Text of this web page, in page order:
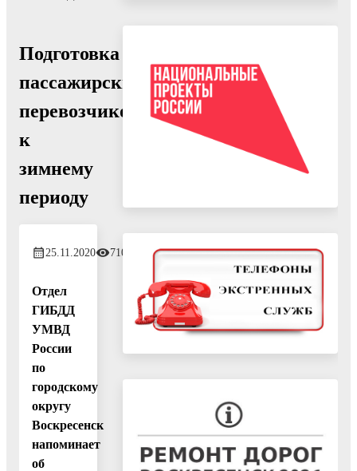
Подготовка
пассажирских
перевозчиков
к
зимнему
периоду
25.11.2020 710
Отдел
ГИБДД
УМВД
России
по
городскому
округу
Воскресенск
напоминает
об